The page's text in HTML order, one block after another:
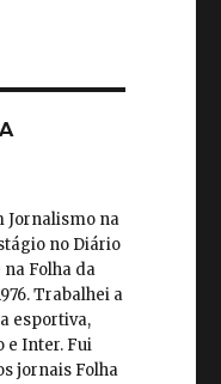
Jornalismo na
no Diário
na Folha da
Trabalhei a
esportiva,
e Inter. Fui
jornais Folha